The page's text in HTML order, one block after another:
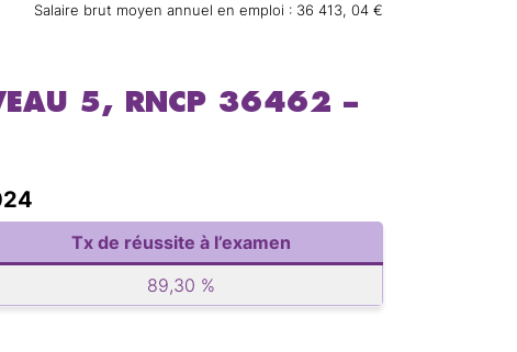
Salaire brut moyen annuel en emploi : 36 413, 04 €
5, RNCP 36462 –
Tx de réussite à l’examen
89,30 %